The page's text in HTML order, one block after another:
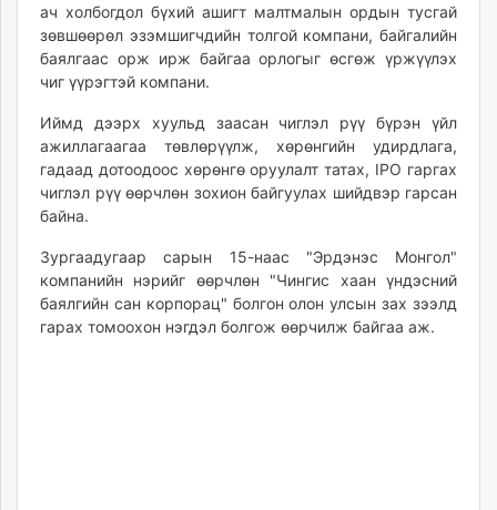
shuum.mn
times.mn
tvmongolia.mn
mass.mn
unegui.mn
assa.mn
toim.mn
tac.mn
unread.today
ач холбогдол бүхий ашигт малтмалын ордын тусгай
зөвшөөрөл эзэмшигчдийн толгой компани, байгалийн
баялгаас орж ирж байгаа орлогыг өсгөж үржүүлэх
чиг үүрэгтэй компани.
Иймд дээрх хуульд заасан чиглэл рүү бүрэн үйл
ажиллагаагаа төвлөрүүлж, хөрөнгийн удирдлага,
гадаад дотоодоос хөрөнгө оруулалт татах, IPO гаргах
чиглэл рүү өөрчлөн зохион байгуулах шийдвэр гарсан
байна.
Зургаадугаар сарын 15-наас "Эрдэнэс Монгол"
компанийн нэрийг өөрчлөн "Чингис хаан үндэсний
баялгийн сан корпорац" болгон олон улсын зах зээлд
гарах томоохон нэгдэл болгож өөрчилж байгаа аж.